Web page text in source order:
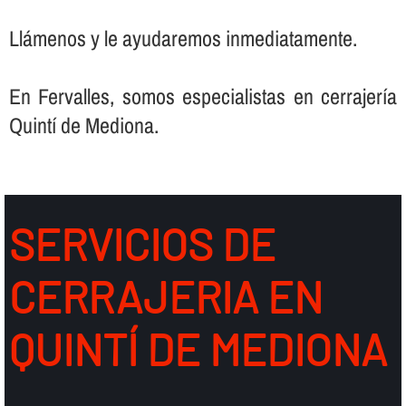
Llámenos y le ayudaremos inmediatamente.
En Fervalles, somos especialistas en cerrajerí­a
Quintí de Mediona.
SERVICIOS DE
CERRAJERIA EN
QUINTÍ DE MEDIONA